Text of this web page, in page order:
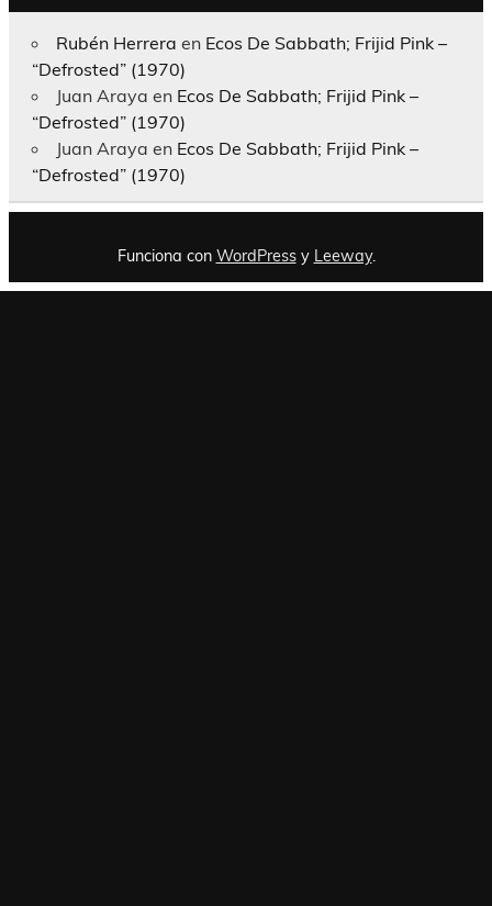
Rubén Herrera en Ecos De Sabbath; Frijid Pink –
“Defrosted” (1970)
Juan Araya en Ecos De Sabbath; Frijid Pink –
“Defrosted” (1970)
Juan Araya en Ecos De Sabbath; Frijid Pink –
“Defrosted” (1970)
Funciona con WordPressy Leeway.